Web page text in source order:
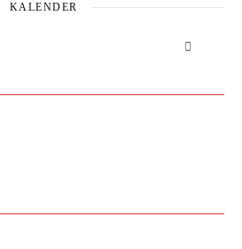
KALENDER